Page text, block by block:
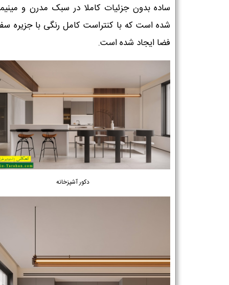
ساده بدون جزئیات کاملا در سبک مدرن و
شده است که با کنتراست کامل رنگی با جزیره
فضا ایجاد شده است.
دکور آشپزخانه